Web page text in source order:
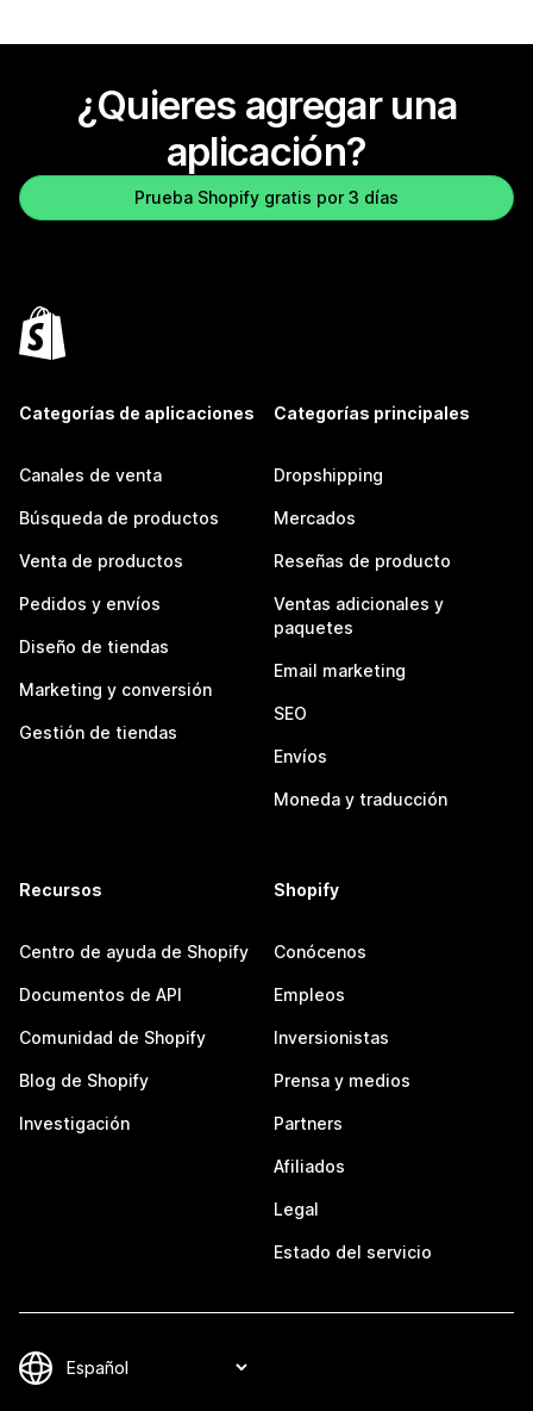
¿Quieres agregar una
aplicación?
Prueba Shopify gratis por 3 días
Categorías de aplicaciones
Canales de venta
Búsqueda de productos
Venta de productos
Pedidos y envíos
Diseño de tiendas
Marketing y conversión
Gestión de tiendas
Categorías principales
Dropshipping
Mercados
Reseñas de producto
Ventas adicionales y
paquetes
Email marketing
SEO
Envíos
Moneda y traducción
Recursos
Centro de ayuda de Shopify
Documentos de API
Comunidad de Shopify
Blog de Shopify
Investigación
Shopify
Conócenos
Empleos
Inversionistas
Prensa y medios
Partners
Afiliados
Legal
Estado del servicio